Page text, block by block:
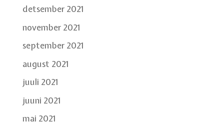
detsember 2021
november 2021
september 2021
august 2021
juuli 2021
juuni 2021
mai 2021